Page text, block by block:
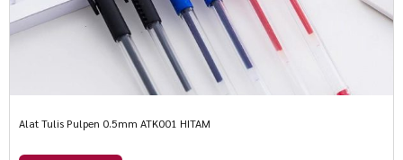
Alat Tulis Pulpen 0.5mm ATK001 HITAM